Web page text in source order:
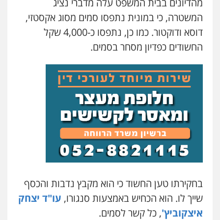
עו"ד עמית רוזנצויג
משפט פלילי דיני תעבורה
0532700200
עו"ד אור בן שאנן
פלילי מעצרים וחקירות
0549199449
עו"ד מוחמד רחאל
פלילי פשיעה חמורה צווארון לבן
מעצרים וחקירות
0502228917
בר ציון – אוזן משרד עורכי דין
פלילי עבירות תנועה תעבורה פשיעה
חמורה
0505258475
מהדיונים בבית המשפט עלה מדברי נציג
המשטרה, כי במונית נתפסו סמים מסוג אקסטזי,
דוסא ודוקטור. כמו כן, נתפסו כ-4,000 שקל
החשודים כפדיון מסחר בסמים.
בחקירתו טען החשוד כי הוא מקבץ נדבות והכסף
שייך לו. הוא הכחיש באמצעות סנגורו, עו"ד יצחק
איצקוביץ', כל קשר לסמים.